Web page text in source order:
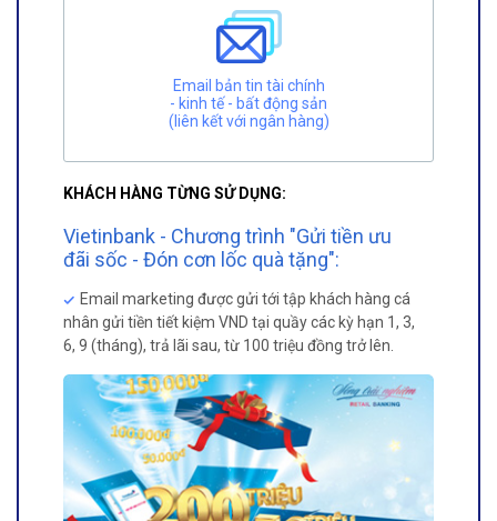
Email bản tin tài chính
- kinh tế - bất động sản
(liên kết với ngân hàng)
KHÁCH HÀNG TỪNG SỬ DỤNG:
Vietinbank - Chương trình "Gửi tiền ưu
đãi sốc - Đón cơn lốc quà tặng":
Email marketing được gửi tới tập khách hàng cá
nhân gửi tiền tiết kiệm VND tại quầy các kỳ hạn 1, 3,
6, 9 (tháng), trả lãi sau, từ 100 triệu đồng trở lên.